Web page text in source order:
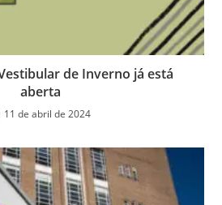
de Inverno já está
aberta
11 de abril de 2024